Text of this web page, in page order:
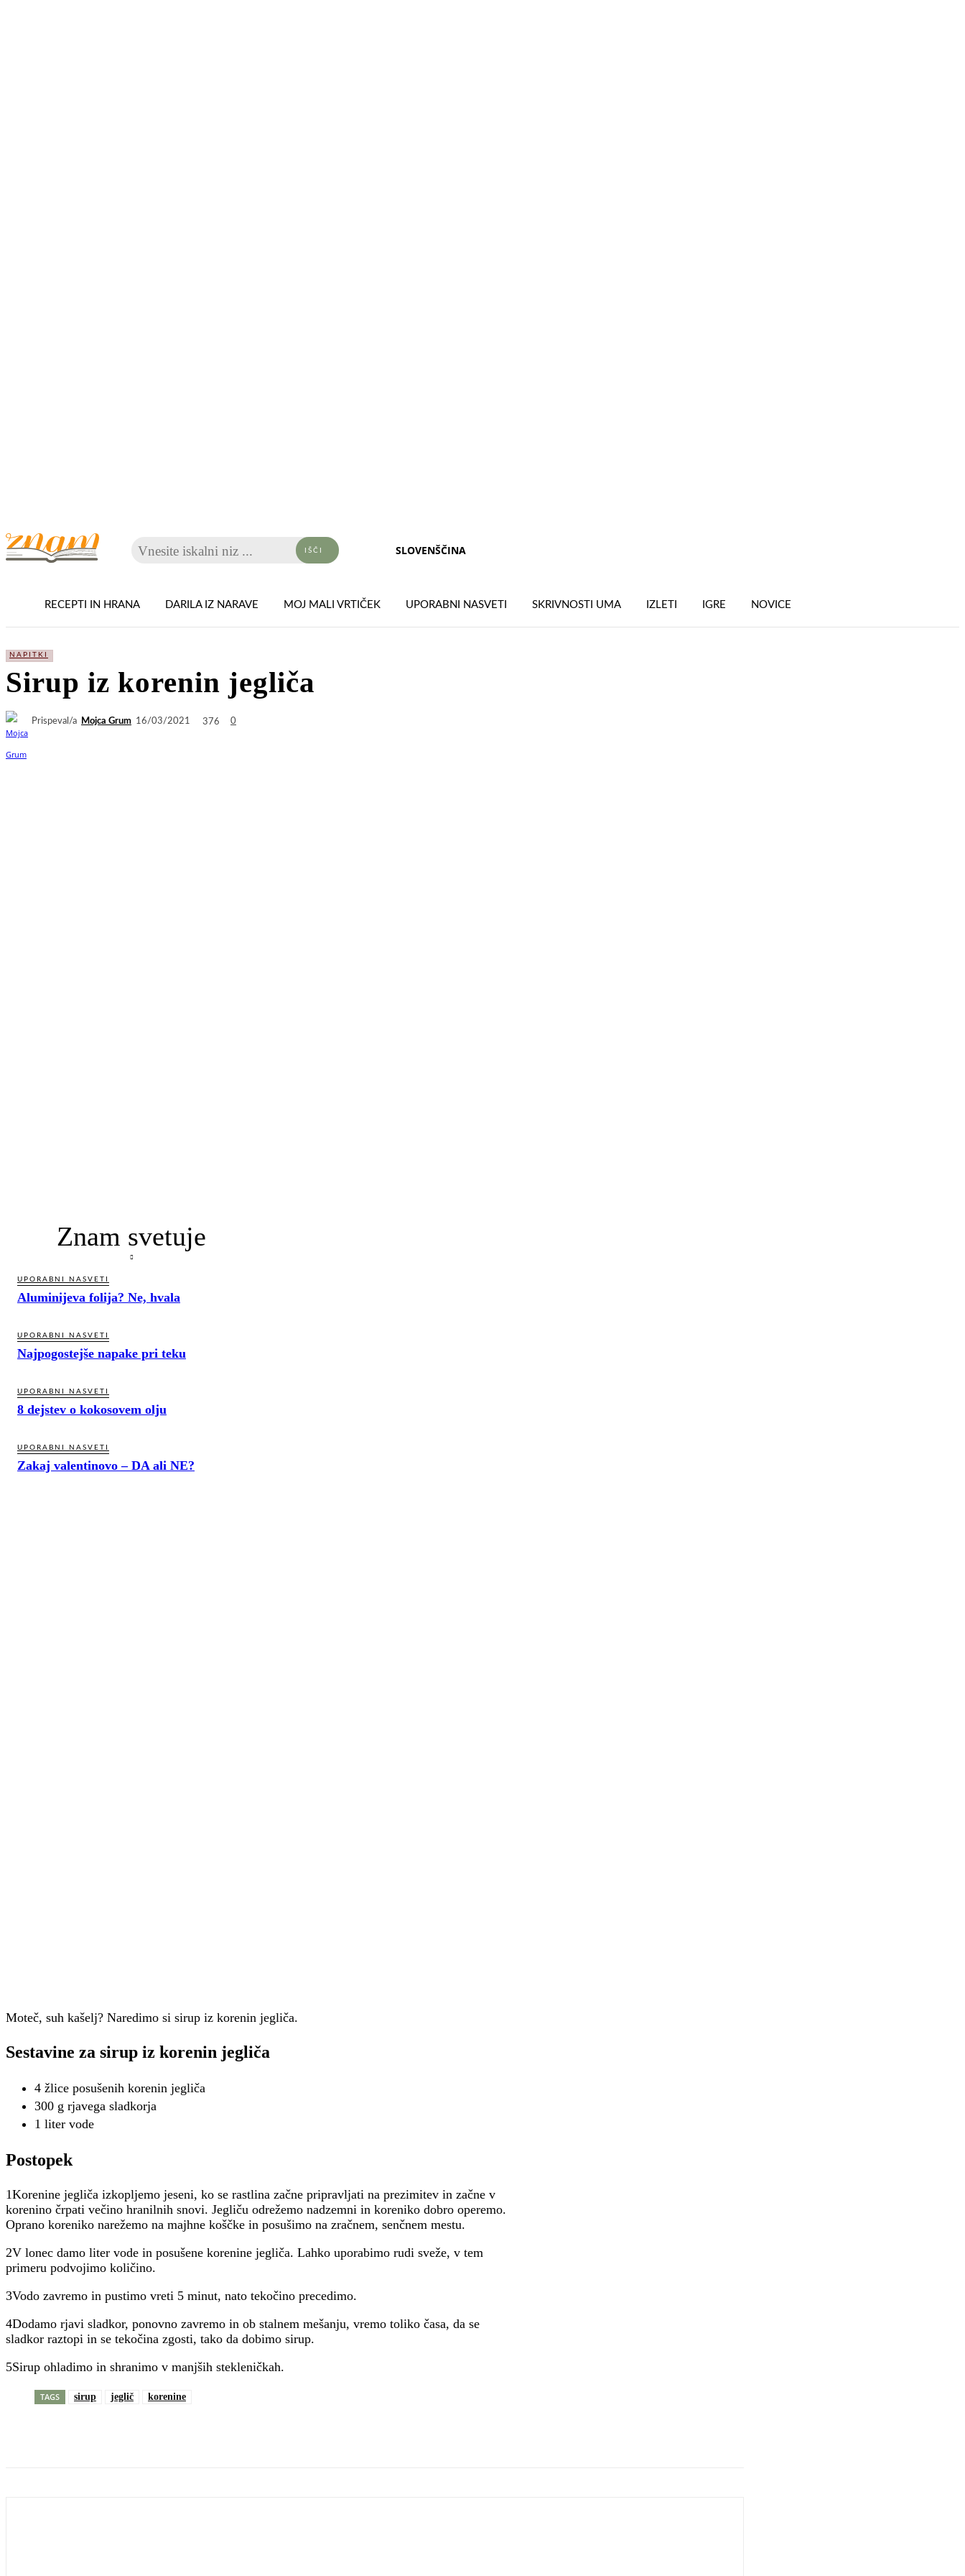
Vnesite iskalni niz ... IŠČI SLOVENŠČINA
RECEPTI IN HRANA DARILA IZ NARAVE MOJ MALI VRTIČEK UPORABNI NASVETI SKRIVNOSTI UMA IZLETI IGRE NOVICE
NAPITKI
Sirup iz korenin jegliča
Prispeval/a Mojca Grum 16/03/2021 376 0
Znam svetuje
UPORABNI NASVETI
Aluminijeva folija? Ne, hvala
UPORABNI NASVETI
Najpogostejše napake pri teku
UPORABNI NASVETI
8 dejstev o kokosovem olju
UPORABNI NASVETI
Zakaj valentinovo – DA ali NE?
Moteč, suh kašelj? Naredimo si sirup iz korenin jegliča.
Sestavine za sirup iz korenin jegliča
4 žlice posušenih korenin jegliča
300 g rjavega sladkorja
1 liter vode
Postopek
1Korenine jegliča izkopljemo jeseni, ko se rastlina začne pripravljati na prezimitev in začne v
korenino črpati večino hranilnih snovi. Jegliču odrežemo nadzemni in koreniko dobro operemo.
Oprano koreniko narežemo na majhne koščke in posušimo na zračnem, senčnem mestu.
2V lonec damo liter vode in posušene korenine jegliča. Lahko uporabimo rudi sveže, v tem
primeru podvojimo količino.
3Vodo zavremo in pustimo vreti 5 minut, nato tekočino precedimo.
4Dodamo rjavi sladkor, ponovno zavremo in ob stalnem mešanju, vremo toliko časa, da se
sladkor raztopi in se tekočina zgosti, tako da dobimo sirup.
5Sirup ohladimo in shranimo v manjših stekleničkah.
TAGS sirup jeglič korenine